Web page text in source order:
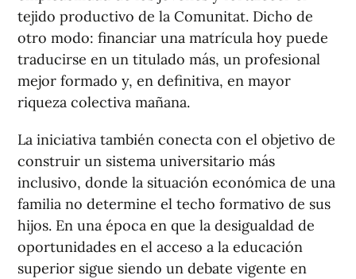
tejido productivo de la Comunitat. Dicho de
otro modo: financiar una matrícula hoy puede
traducirse en un titulado más, un profesional
mejor formado y, en definitiva, en mayor
riqueza colectiva mañana.
La iniciativa también conecta con el objetivo de
construir un sistema universitario más
inclusivo, donde la situación económica de una
familia no determine el techo formativo de sus
hijos. En una época en que la desigualdad de
oportunidades en el acceso a la educación
superior sigue siendo un debate vigente en